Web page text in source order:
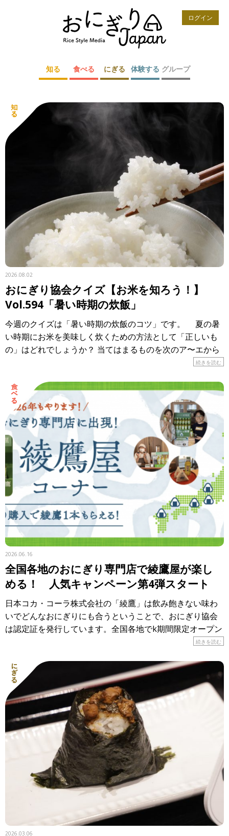
ログイン
知る 食べる にぎる 体験する グループ
2026.08.02
おにぎり協会クイズ【お米を知ろう！】
Vol.594「暑い時期の炊飯」
今週のクイズは「暑い時期の炊飯のコツ」です。 夏の暑
い時期にお米を美味しく炊くための方法として「正しいも
の」はどれでしょうか？ 当てはまるものを次のア〜エから
続きを読む
2026.06.16
全国各地のおにぎり専門店で綾鷹屋が楽し
める！ 人気キャンペーン第4弾スタート
日本コカ・コーラ株式会社の「綾鷹」は飲み飽きない味わ
いでどんなおにぎりにも合うということで、おにぎり協会
は認定証を発行しています。全国各地でk期間限定オープン
しているのが「おにぎり食堂 綾鷹屋」。各地のおにぎり専
続きを読む
2026.03.06